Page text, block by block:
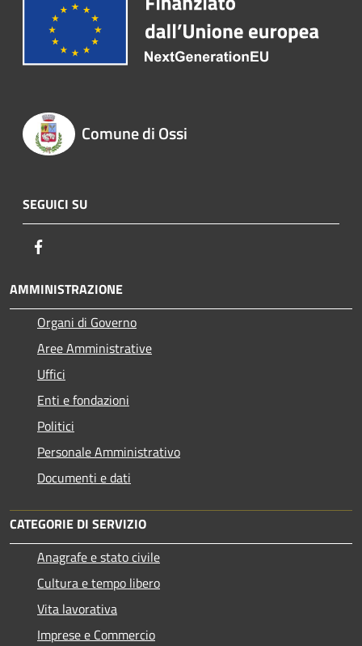
Comune di Ossi
SEGUICI SU
AMMINISTRAZIONE
Organi di Governo
Aree Amministrative
Uffici
Enti e fondazioni
Politici
Personale Amministrativo
Documenti e dati
CATEGORIE DI SERVIZIO
Anagrafe e stato civile
Cultura e tempo libero
Vita lavorativa
Imprese e Commercio